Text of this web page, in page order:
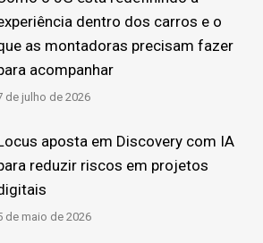
dentro dos carros e o
as montadoras precisam fazer
acompanhar
de julho de 2026
aposta em Discovery com IA
reduzir riscos em projetos
de maio de 2026